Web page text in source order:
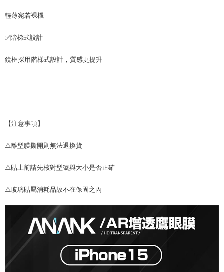
輕薄宛若裸機
✅階梯式設計
鏡框採用階梯式設計，質感更提升
【注意事項】
⚠️離型膜撕開則無法退換貨
⚠️貼上前請先核對型號與大小是否正確
⚠️玻璃貼屬消耗品故不在保固之內